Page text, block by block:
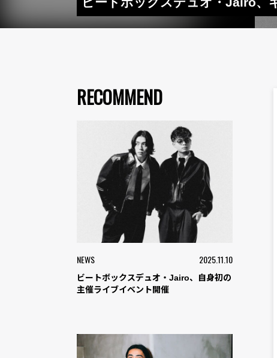
RECOMMEND
NEWS 2025.11.10
ビートボックスデュオ・Jairo、自身初の
主催ライブイベント開催